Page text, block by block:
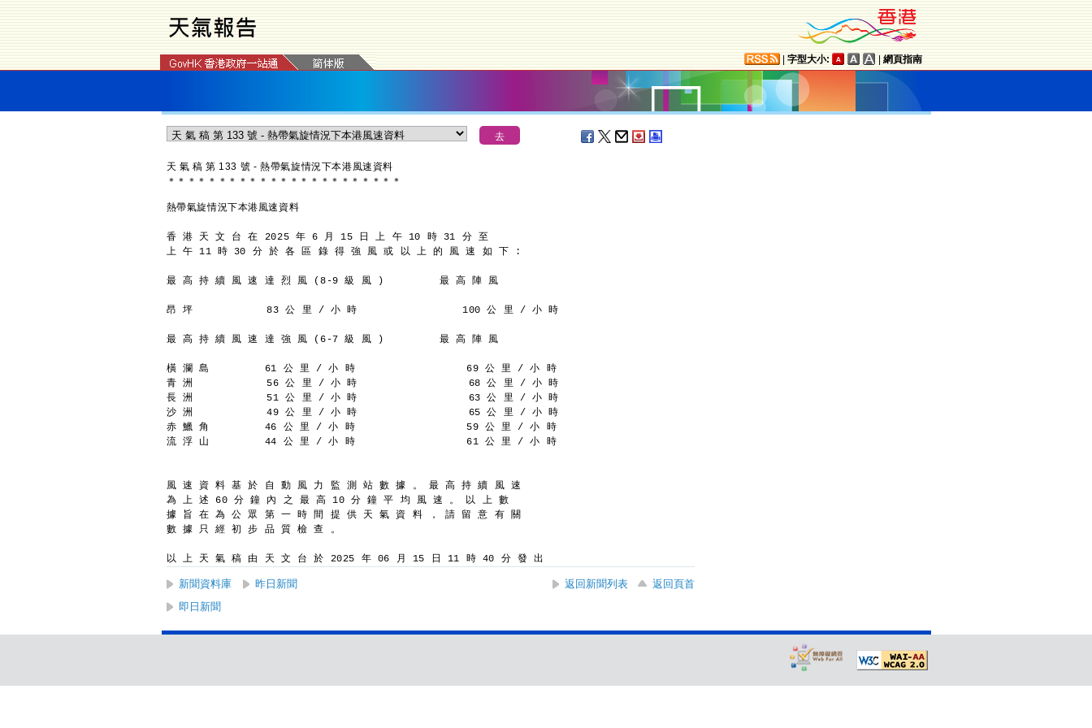
字型大小: 網頁指南
天 氣 稿 第 133 號 - 熱帶氣旋情況下本港風速資料
＊ ＊ ＊ ＊ ＊ ＊ ＊ ＊ ＊ ＊ ＊ ＊ ＊ ＊ ＊ ＊ ＊ ＊ ＊ ＊ ＊ ＊ ＊
熱帶氣旋情況下本港風速資料
香 港 天 文 台 在 2025 年 6 月 15 日 上 午 10 時 31 分 至
上 午 11 時 30 分 於 各 區 錄 得 強 風 或 以 上 的 風 速 如 下 :
最 高 持 續 風 速 達 烈 風 (8-9 級 風 )         最 高 陣 風
昂 坪            83 公 里 / 小 時                 100 公 里 / 小 時
最 高 持 續 風 速 達 強 風 (6-7 級 風 )         最 高 陣 風
橫 瀾 島         61 公 里 / 小 時                  69 公 里 / 小 時
青 洲            56 公 里 / 小 時                  68 公 里 / 小 時
長 洲            51 公 里 / 小 時                  63 公 里 / 小 時
沙 洲            49 公 里 / 小 時                  65 公 里 / 小 時
赤 鱲 角         46 公 里 / 小 時                  59 公 里 / 小 時
流 浮 山         44 公 里 / 小 時                  61 公 里 / 小 時
風 速 資 料 基 於 自 動 風 力 監 測 站 數 據 。 最 高 持 續 風 速
為 上 述 60 分 鐘 內 之 最 高 10 分 鐘 平 均 風 速 。 以 上 數
據 旨 在 為 公 眾 第 一 時 間 提 供 天 氣 資 料 ， 請 留 意 有 關
數 據 只 經 初 步 品 質 檢 查 。
以 上 天 氣 稿 由 天 文 台 於 2025 年 06 月 15 日 11 時 40 分 發 出
新聞資料庫 昨日新聞 返回新聞列表
返回頁首
即日新聞